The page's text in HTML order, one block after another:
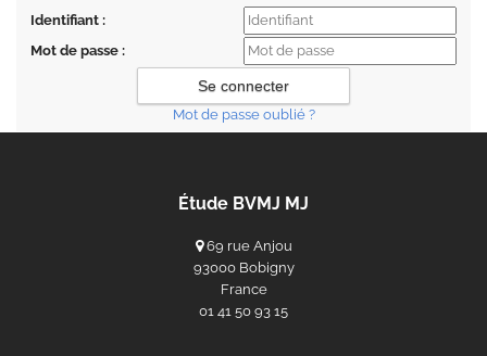
Identifiant :
Mot de passe :
Mot de passe oublié ?
Étude BVMJ MJ
69 rue Anjou
93000 Bobigny
France
‭01 41 50 93 15‬